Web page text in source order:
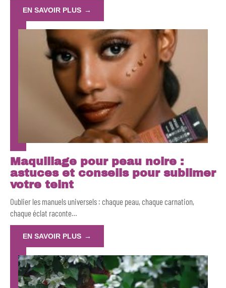
EN SAVOIR PLUS
Maquillage pour peau noire :
astuces et conseils pour sublimer
votre teint
Oublier les manuels universels : chaque peau, chaque carnation,
chaque éclat raconte…
EN SAVOIR PLUS